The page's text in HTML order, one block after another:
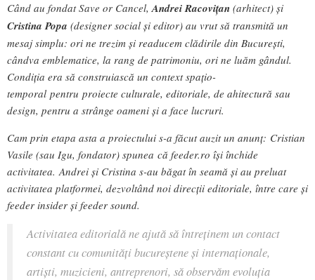
Când au fondat Save or Cancel,Andrei Racovițan (arhitect) și
Cristina Popa (designer social și editor) au vrut să transmită un
mesaj simplu: ori ne trezim și readucem clădirile din București,
cândva emblematice, la rang de patrimoniu, ori ne luăm gândul.
Condiția era să construiască un context spațio-
temporal pentru proiecte culturale, editoriale, de ahitectură sau
design, pentru a strânge oameni și a face lucruri.
Cam prin etapa asta a proiectului s-a făcut auzit un anunț: Cristian
Vasile (sau Igu, fondator) spunea că feeder.ro își închide
activitatea. Andrei și Cristina s-au băgat în seamă și au preluat
activitatea platformei, dezvoltând noi direcții editoriale, între care și
feeder insider și feeder sound.
Activitatea editorială ne ajută să întreținem un contact
constant cu comunități bucureștene și internaționale,
artiști, muzicieni, antreprenori, să observăm evoluția